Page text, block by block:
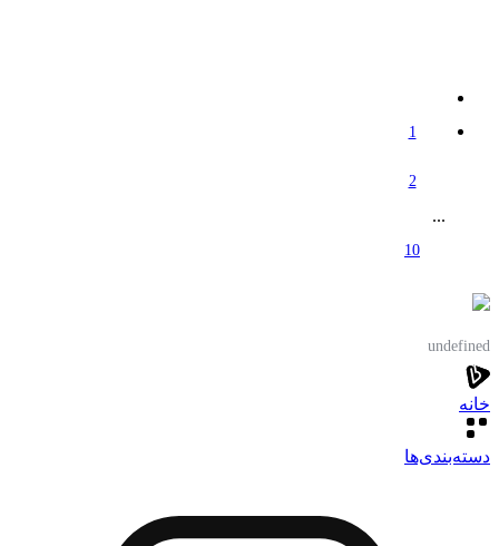
1
2
...
10
undefined
خانه
دسته‌بندی‌‌ها